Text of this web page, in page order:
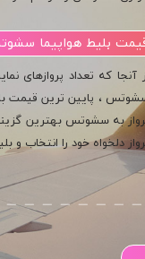
بلیط هواپیما
آنجا که تعداد پروازهای
، پایین ترین قیمت
به سشوتس بهترین
دلخواه خود را انتخاب و